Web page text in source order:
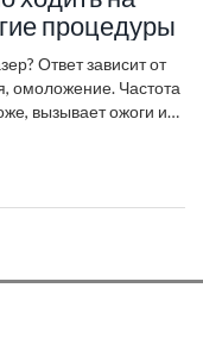
процедуры
Ответ зависит от
омоложение. Частота
вызывает ожоги и